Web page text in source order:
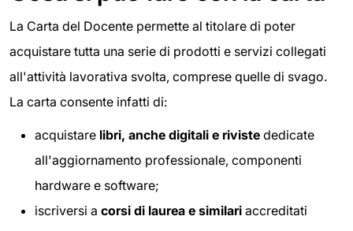
La Carta del Docente permette al titolare di poter
acquistare tutta una serie di prodotti e servizi collegati
all'attività lavorativa svolta, comprese quelle di svago.
La carta consente infatti di:
acquistare libri, anche digitali e riviste dedicate
all'aggiornamento professionale, componenti
hardware e software;
iscriversi a corsi di laurea e similari accreditati